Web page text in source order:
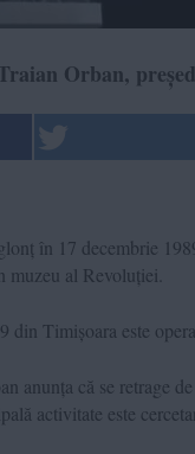
Orban,
în 17 decembrie
muzeu al Revoluției.
Timișoara este opera
anunța că se retrage
activitate este